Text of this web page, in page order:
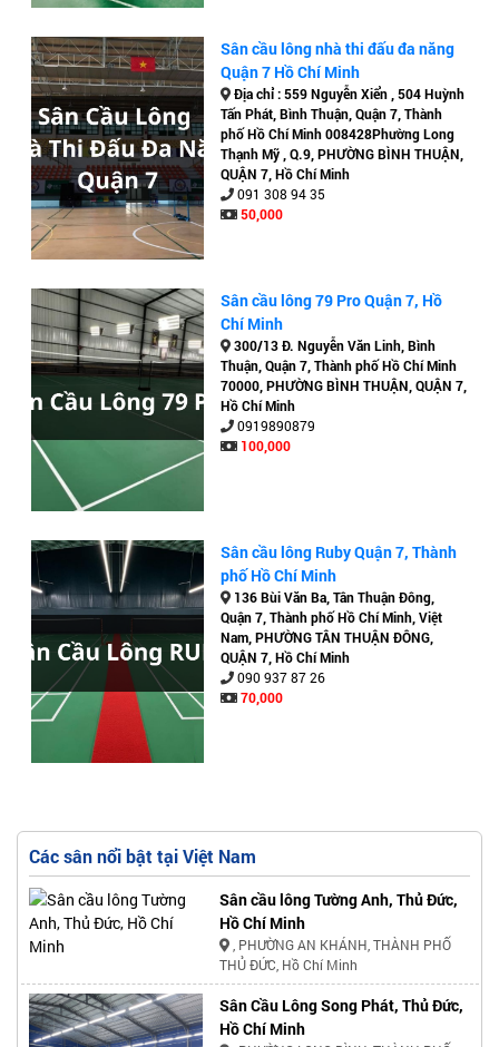
Sân cầu lông nhà thi đấu đa năng
Quận 7 Hồ Chí Minh
Địa chỉ : 559 Nguyễn Xiển , 504 Huỳnh
Tấn Phát, Bình Thuận, Quận 7, Thành
phố Hồ Chí Minh 008428Phường Long
Thạnh Mỹ , Q.9, PHƯỜNG BÌNH THUẬN,
QUẬN 7, Hồ Chí Minh
091 308 94 35
50,000
Sân cầu lông 79 Pro Quận 7, Hồ
Chí Minh
300/13 Đ. Nguyễn Văn Linh, Bình
Thuận, Quận 7, Thành phố Hồ Chí Minh
70000, PHƯỜNG BÌNH THUẬN, QUẬN 7,
Hồ Chí Minh
0919890879
100,000
Sân cầu lông Ruby Quận 7, Thành
phố Hồ Chí Minh
136 Bùi Văn Ba, Tân Thuận Đông,
Quận 7, Thành phố Hồ Chí Minh, Việt
Nam, PHƯỜNG TÂN THUẬN ĐÔNG,
QUẬN 7, Hồ Chí Minh
090 937 87 26
70,000
Các sân nổi bật tại Việt Nam
Sân cầu lông Tường Anh, Thủ Đức,
Hồ Chí Minh
, PHƯỜNG AN KHÁNH, THÀNH PHỐ
THỦ ĐỨC, Hồ Chí Minh
Sân Cầu Lông Song Phát, Thủ Đức,
Hồ Chí Minh